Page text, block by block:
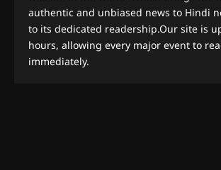
authentic and unbiased news to Hindi
to its dedicated readership.Our site is
hours, allowing every major event to
immediately.